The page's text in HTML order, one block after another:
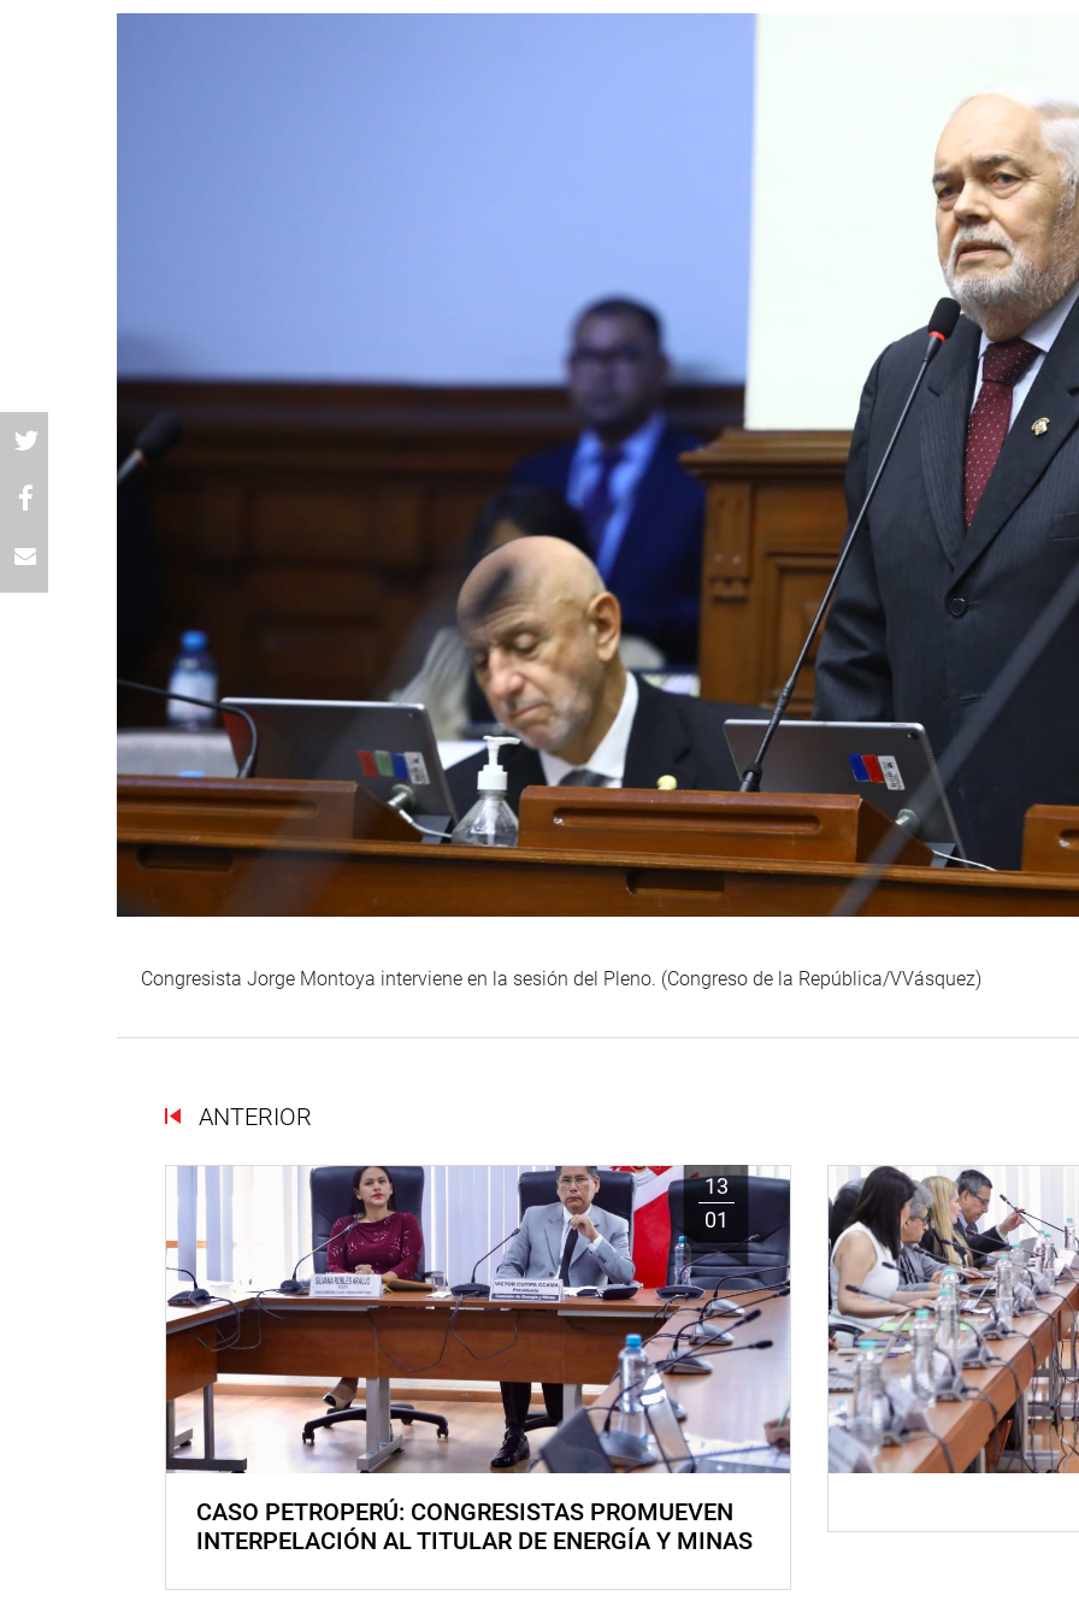
Congresista Jorge Montoya interviene en la sesión del Pleno. (Congreso de la República/VVásquez)
ANTERIOR
13
01
CASO PETROPERÚ: CONGRESISTAS PROMUEVEN
INTERPELACIÓN AL TITULAR DE ENERGÍA Y MINAS